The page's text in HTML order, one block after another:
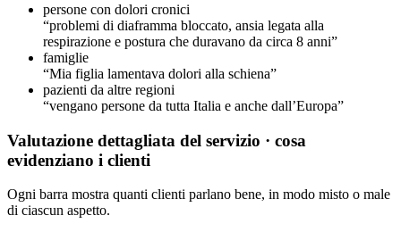
persone con dolori cronici
“problemi di diaframma bloccato, ansia legata alla
respirazione e postura che duravano da circa 8 anni”
famiglie
“Mia figlia lamentava dolori alla schiena”
pazienti da altre regioni
“vengano persone da tutta Italia e anche dall’Europa”
Valutazione dettagliata del servizio · cosa
evidenziano i clienti
Ogni barra mostra quanti clienti parlano bene, in modo misto o male
di ciascun aspetto.